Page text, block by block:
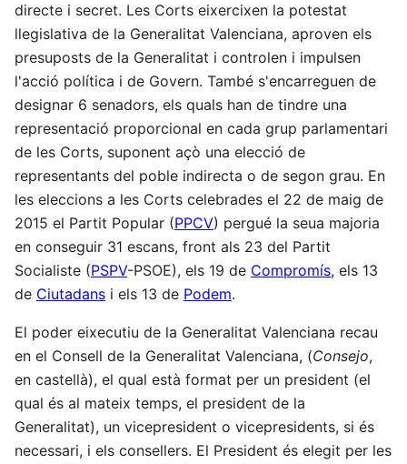
directe i secret. Les Corts eixercixen la potestat
llegislativa de la Generalitat Valenciana, aproven els
presuposts de la Generalitat i controlen i impulsen
l'acció política i de Govern. També s'encarreguen de
designar 6 senadors, els quals han de tindre una
representació proporcional en cada grup parlamentari
de les Corts, suponent açò una elecció de
representants del poble indirecta o de segon grau. En
les eleccions a les Corts celebrades el 22 de maig de
2015 el Partit Popular (PPCV) pergué la seua majoria
en conseguir 31 escans, front als 23 del Partit
Socialiste (PSPV-PSOE), els 19 de Compromís, els 13
de Ciutadans i els 13 de Podem.
El poder eixecutiu de la Generalitat Valenciana recau
en el Consell de la Generalitat Valenciana, (Consejo,
en castellà), el qual està format per un president (el
qual és al mateix temps, el president de la
Generalitat), un vicepresident o vicepresidents, si és
necessari, i els consellers. El President és elegit per les